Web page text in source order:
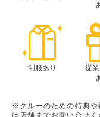
制服あり
従
※クルーのための特典や
は店舗までお問い合せく